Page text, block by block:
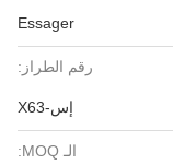
Essager
رقم الطراز:
إس-X63
الـ MOQ: